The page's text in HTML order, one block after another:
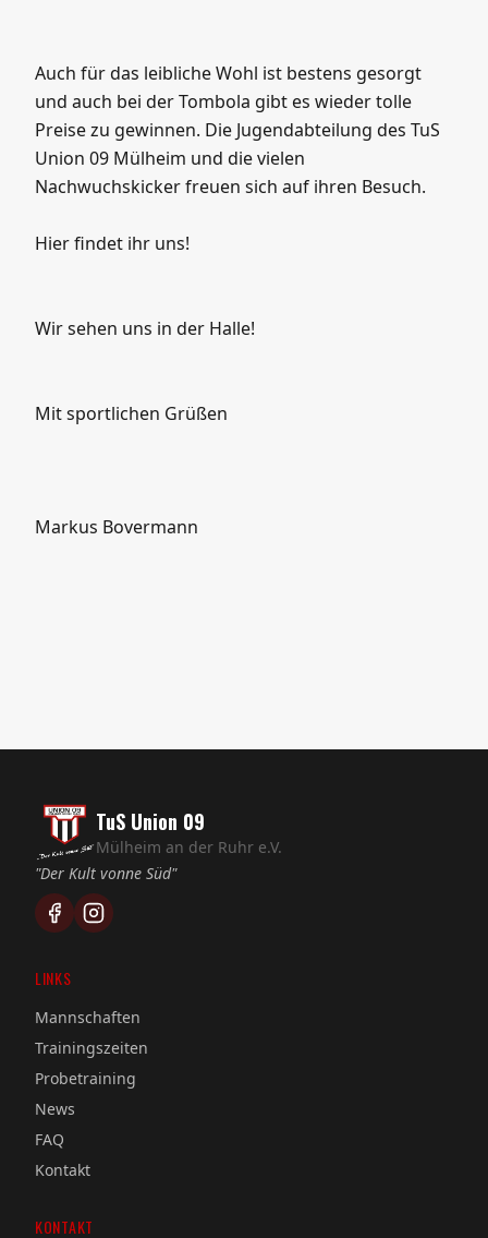
Auch für das leibliche Wohl ist bestens gesorgt
und auch bei der Tombola gibt es wieder tolle
Preise zu gewinnen. Die Jugendabteilung des TuS
Union 09 Mülheim und die vielen
Nachwuchskicker freuen sich auf ihren Besuch.
Hier findet ihr uns!
Wir sehen uns in der Halle!
Mit sportlichen Grüßen
Markus Bovermann
TuS Union 09
Mülheim an der Ruhr e.V.
"Der Kult vonne Süd"
LINKS
Mannschaften
Trainingszeiten
Probetraining
News
FAQ
Kontakt
KONTAKT